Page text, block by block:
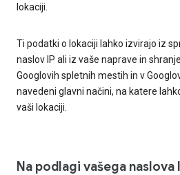
lokaciji.
Ti podatki o lokaciji lahko izvirajo iz
naslov IP ali iz vaše naprave in
Googlovih spletnih mestih in v
navedeni glavni načini, na katere
vaši lokaciji.
Na podlagi vašega naslova